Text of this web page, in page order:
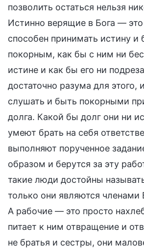
позволить остаться нельзя
Истинно верящие в Бога — это
способен принимать истину и
покорным, как бы с ним ни
истине и как бы его ни
достаточно разума для этого,
слушать и быть покорными
долга. Какой бы долг они ни
умеют брать на себя
выполняют порученное
образом и берутся за эту
такие люди достойны
только они являются
А рабочие — это просто
питает к ним отвращение и
не братья и сестры, они